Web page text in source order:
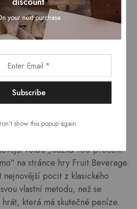
Fruit
klíčem, otevře se
informacemi o online hře.
zbrusu novou ukázku,
internetové kasino, které
volbu „Sázka 100 procent
na stránce hry Fruit Beverage.
nejnovější pocit z klasického
vlastní metodu, než se
která má skutečné peníze.
your next purchase
show this popup again